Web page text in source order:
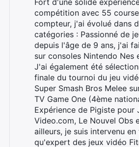
Fort d'une solide
compétition avec 55
compteur, j'ai évolué dans
catégories : Passionné de
depuis l'âge de 9 ans, j'ai
sur consoles Nintendo Nes
J'ai également été
finale du tournoi du jeu
Super Smash Bros Melee
TV Game One (4ème
Expérience de Pigiste pour
Video.com, Le Nouvel Obs
ailleurs, je suis intervenu en
qu'expert des jeux vidéo